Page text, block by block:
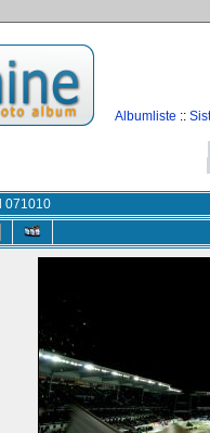
Albumliste ::
071010